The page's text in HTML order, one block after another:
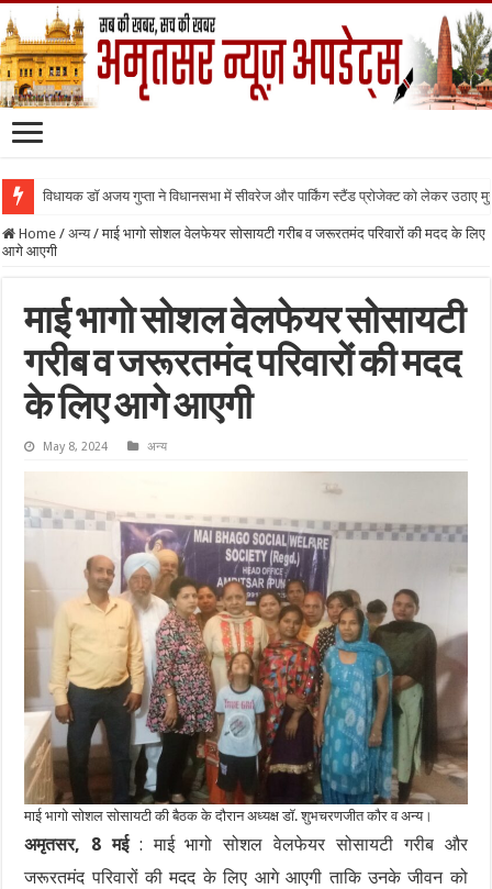
विधायक डॉ अजय गुप्ता ने विधानसभा में सीवरेज और पार्किंग स्टैंड प्रोजेक्ट को लेकर उठाए
Home / अन्य / माई भागो सोशल वेलफेयर सोसायटी गरीब व जरूरतमंद परिवारों की मदद के लिए
आगे आएगी
माई भागो सोशल वेलफेयर सोसायटी
गरीब व जरूरतमंद परिवारों की मदद
के लिए आगे आएगी
May 8, 2024 अन्य
माई भागो सोशल सोसायटी की बैठक के दौरान अध्यक्ष डॉ. शुभचरणजीत कौर व अन्य।
अमृतसर, 8 मई: माई भागो सोशल वेलफेयर सोसायटी गरीब और
जरूरतमंद परिवारों की मदद के लिए आगे आएगी ताकि उनके जीवन को